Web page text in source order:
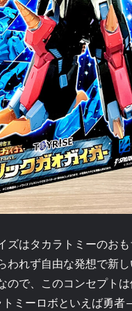
ズはタカラトミーのお
われず自由な発想で新
ので、このコンセプト
ミーロボといえば勇